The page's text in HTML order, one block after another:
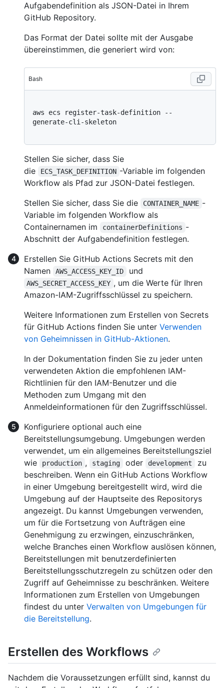
Aufgabendefinition als JSON-Datei in Ihrem
GitHub Repository.
Das Format der Datei sollte mit der Ausgabe
übereinstimmen, die generiert wird von:
Bash
aws ecs register-task-definition --
generate-cli-skeleton
Stellen Sie sicher, dass Sie
die
ECS_TASK_DEFINITION -Variable im folgenden
Workflow als Pfad zur JSON-Datei festlegen.
Stellen Sie sicher, dass Sie die
CONTAINER_NAME -
Variable im folgenden Workflow als
Containernamen im
containerDefinitions -
Abschnitt der Aufgabendefinition festlegen.
Erstellen Sie GitHub Actions Secrets mit den
Namen
AWS_ACCESS_KEY_ID und
AWS_SECRET_ACCESS_KEY , um die Werte für Ihren
Amazon-IAM-Zugriffsschlüssel zu speichern.
Weitere Informationen zum Erstellen von Secrets
für GitHub Actions finden Sie unter Verwenden
von Geheimnissen in GitHub-Aktionen.
In der Dokumentation finden Sie zu jeder unten
verwendeten Aktion die empfohlenen IAM-
Richtlinien für den IAM-Benutzer und die
Methoden zum Umgang mit den
Anmeldeinformationen für den Zugriffsschlüssel.
Konfiguriere optional auch eine
Bereitstellungsumgebung. Umgebungen werden
verwendet, um ein allgemeines Bereitstellungsziel
wie
production , staging oder development
zu
beschreiben. Wenn ein GitHub Actions Workflow
in einer Umgebung bereitgestellt wird, wird die
Umgebung auf der Hauptseite des Repositorys
angezeigt. Du kannst Umgebungen verwenden,
um für die Fortsetzung von Aufträgen eine
Genehmigung zu erzwingen, einzuschränken,
welche Branches einen Workflow auslösen können,
Bereitstellungen mit benutzerdefinierten
Bereitstellungsschutzregeln zu schützen oder den
Zugriff auf Geheimnisse zu beschränken. Weitere
Informationen zum Erstellen von Umgebungen
findest du unter Verwalten von Umgebungen für
die Bereitstellung.
Erstellen des Workflows
Nachdem die Voraussetzungen erfüllt sind, kannst du